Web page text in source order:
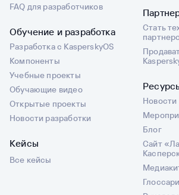
FAQ для разработчиков
Обучение и разработка
Разработка с KasperskyOS
Компоненты
Учебные проекты
Обучающие видео
Открытые проекты
Новости разработки
Кейсы
Все кейсы
Стать
Новости
Блог
Сайт